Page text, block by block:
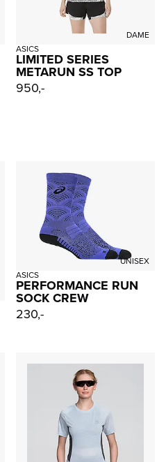
DAME
ASICS
LIMITED SERIES
METARUN SS TOP
950,-
UNISEX
ASICS
PERFORMANCE RUN
SOCK CREW
230,-